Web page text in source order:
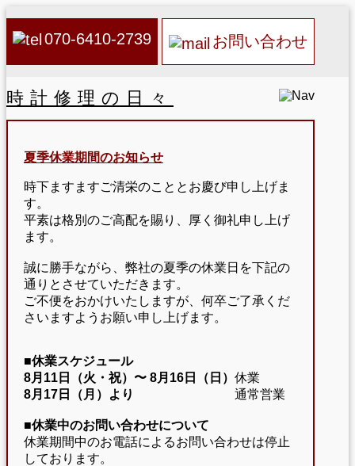
070-6410-2739 お問い合わせ
時計修理の日々
夏季休業期間のお知らせ
時下ますますご清栄のこととお慶び申し上げま
す。
平素は格別のご高配を賜り、厚く御礼申し上げ
ます。
誠に勝手ながら、弊社の夏季の休業日を下記の
通りとさせていただきます。
ご不便をおかけいたしますが、何卒ご了承くだ
さいますようお願い申し上げます。
■休業スケジュール
8月11日（火・祝）〜 8月16日（日） 休業
8月17日（月）より
通常営業
■休業中のお問い合わせについて
休業期間中のお電話によるお問い合わせは停止
しております。